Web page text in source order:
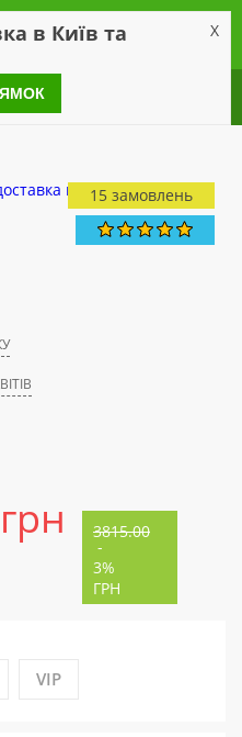
15 замовлень
грн 3815.00
-
3%
ГРН
VIP
в Київ та X